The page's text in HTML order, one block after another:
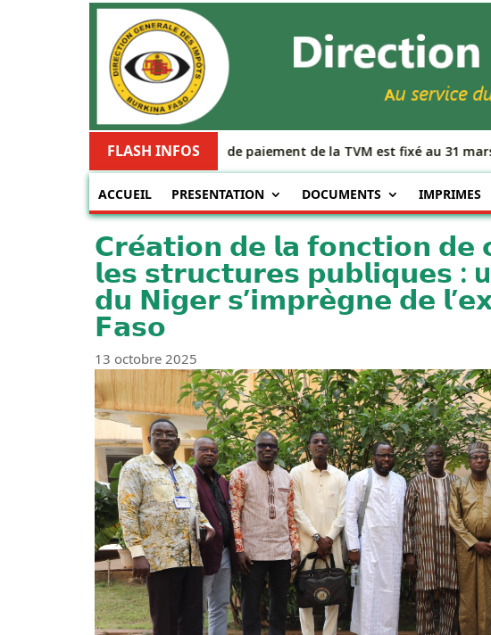
FLASH INFOSLe délai de paiement de la TVM est fixé au 31 mars
ACCUEIL PRESENTATION DOCUMENTS IMPRIMES
𝗖𝗿𝗲́𝗮𝘁𝗶𝗼𝗻 𝗱𝗲 𝗹𝗮 𝗳𝗼𝗻𝗰𝘁𝗶𝗼𝗻 𝗱𝗲
𝗹𝗲𝘀 𝘀𝘁𝗿𝘂𝗰𝘁𝘂𝗿𝗲𝘀 𝗽𝘂𝗯𝗹𝗶𝗾𝘂𝗲𝘀
𝗱𝘂 𝗡𝗶𝗴𝗲𝗿 𝘀’𝗶𝗺𝗽𝗿𝗲̀𝗴𝗻𝗲 𝗱𝗲
𝗙𝗮𝘀𝗼
13 octobre 2025